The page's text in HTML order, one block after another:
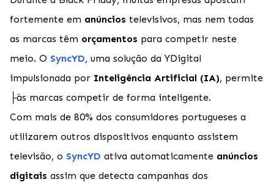
fortemente em anúncios televisivos, mas nem todas
as marcas têm orçamentos para competir neste
meio. O SyncYD, uma solução da YDigital
impulsionada por Inteligência Artificial (IA), permite
├às marcas competir de forma inteligente.
Com mais de 80% dos consumidores portugueses a
utilizarem outros dispositivos enquanto assistem
televisão, o SyncYD ativa automaticamente anúncios
digitais assim que detecta campanhas dos